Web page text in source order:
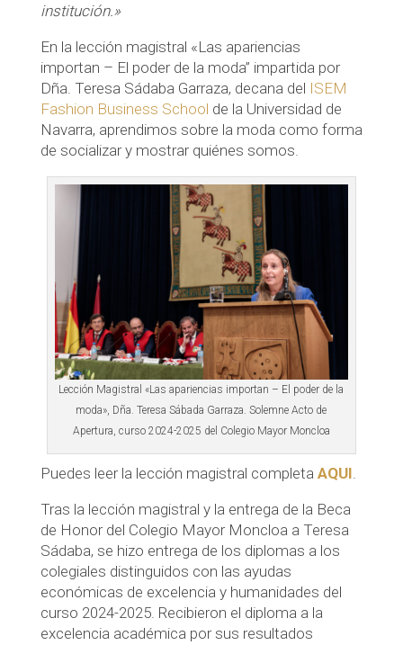
institución.»
En la lección magistral «Las apariencias
importan – El poder de la moda” impartida por
Dña. Teresa Sádaba Garraza, decana del ISEM
Fashion Business School de la Universidad de
Navarra, aprendimos sobre la moda como forma
de socializar y mostrar quiénes somos.
Lección Magistral «Las apariencias importan – El poder de la
moda», Dña. Teresa Sábada Garraza. Solemne Acto de
Apertura, curso 2024-2025 del Colegio Mayor Moncloa
Puedes leer la lección magistral completa AQUI
Tras la lección magistral y la entrega de la Beca
de Honor del Colegio Mayor Moncloa a Teresa
Sádaba, se hizo entrega de los diplomas a los
colegiales distinguidos con las ayudas
económicas de excelencia y humanidades del
curso 2024-2025. Recibieron el diploma a la
excelencia académica por sus resultados